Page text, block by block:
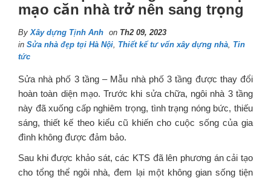
mạo căn nhà trở nên sang trọng
By Xây dựng Tịnh Anh on Th2 09, 2023
in Sửa nhà đẹp tại Hà Nội Thiết kế tư vấn xây dựng nhà Tin
tức
Sửa nhà phố 3 tầng – Mẫu nhà phố 3 tầng được thay đổi
hoàn toàn diện mạo. Trước khi sửa chữa, ngôi nhà 3 tầng
này đã xuống cấp nghiêm trọng, tình trạng nóng bức, thiếu
sáng, thiết kế theo kiểu cũ khiến cho cuộc sống của gia
đình không được đảm bảo.
Sau khi được khảo sát, các KTS đã lên phương án cải tạo
cho tổng thể ngôi nhà, đem lại một không gian sống tiện